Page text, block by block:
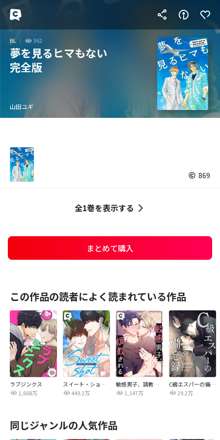
BL 362
夢を見るヒマもない
完全版
山田ユギ
869
全1巻を表示する
まとめて購入
この作品の読者によく読まれている作品
ラブジンクス
1,668万
スイート・ショット
449.2万
敏感男子、調教される
1,147万
C級エスパーの備忘録
29.2万
同じジャンルの人気作品